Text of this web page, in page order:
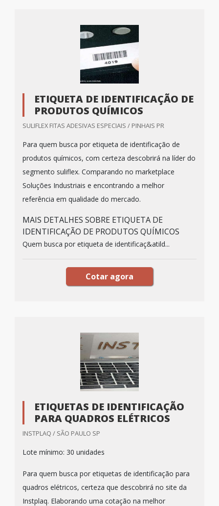
ETIQUETA DE IDENTIFICAÇÃO DE
PRODUTOS QUÍMICOS
SULIFLEX FITAS ADESIVAS ESPECIAIS / PINHAIS PR
Para quem busca por etiqueta de identificação de
produtos químicos, com certeza descobrirá na líder do
segmento suliflex. Comparando no marketplace
Soluções Industriais e encontrando a melhor
referência em qualidade do mercado.
MAIS DETALHES SOBRE ETIQUETA DE
IDENTIFICAÇÃO DE PRODUTOS QUÍMICOS
Quem busca por etiqueta de identificaç&atild...
Cotar agora
ETIQUETAS DE IDENTIFICAÇÃO
PARA QUADROS ELÉTRICOS
INSTPLAQ / SÃO PAULO SP
Lote mínimo: 30 unidades
Para quem busca por etiquetas de identificação para
quadros elétricos, certeza que descobrirá no site da
Instplaq. Elaborando uma cotação na melhor